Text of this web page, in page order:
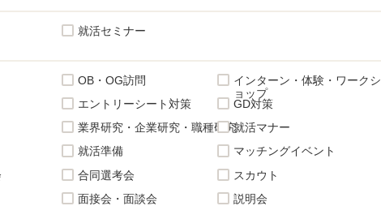
就活セミナー
OB・OG訪問
インターン・体験・ワークシ
ョップ
エントリーシート対策
GD対策
業界研究・企業研究・職種研究就活マナー
就活準備
マッチングイベント
合同選考会
スカウト
面接会・面談会
説明会